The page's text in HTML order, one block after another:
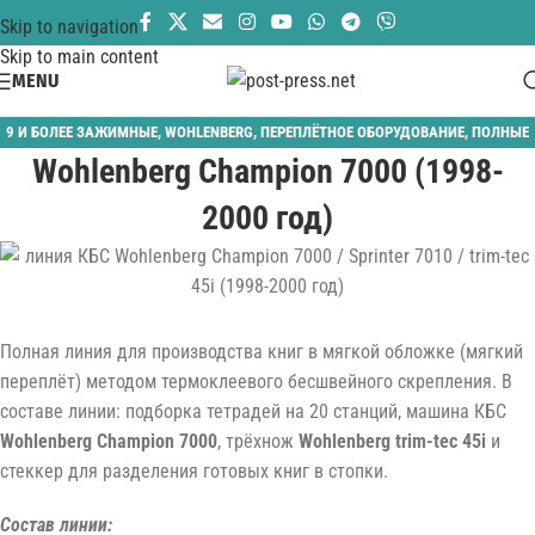
Skip to navigation
Skip to main content
MENU
9 И БОЛЕЕ ЗАЖИМНЫЕ, WOHLENBERG, ПЕРЕПЛЁТНОЕ ОБОРУДОВАНИЕ, ПОЛНЫЕ
ЛИНИИ МЯГКОГО ПЕРЕПЛЕТА,ТЕРМОБИНДЕРЫ
Wohlenberg Champion 7000 (1998-
2000 год)
Полная линия для производства книг в мягкой обложке (мягкий
переплёт) методом термоклеевого бесшвейного скрепления. В
составе линии: подборка тетрадей на 20 станций, машина КБС
Wohlenberg Champion 7000, трёхнож Wohlenberg trim-tec 45i и
стеккер для разделения готовых книг в стопки.
Состав линии: